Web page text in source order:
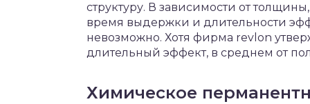
структуру. В зависимости от
время выдержки и длительности
невозможно. Хотя фирма revlon
длительный эффект, в среднем от
Химическое